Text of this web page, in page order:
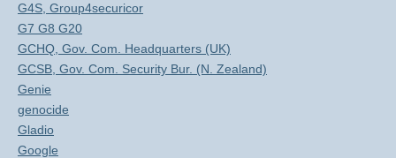
G4S, Group4securicor
G7 G8 G20
GCHQ, Gov. Com. Headquarters (UK)
GCSB, Gov. Com. Security Bur. (N. Zealand)
Genie
genocide
Gladio
Google